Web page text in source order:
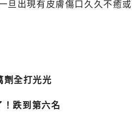
旦出現有皮膚傷口久久不癒
劑全打光光
跌到第六名